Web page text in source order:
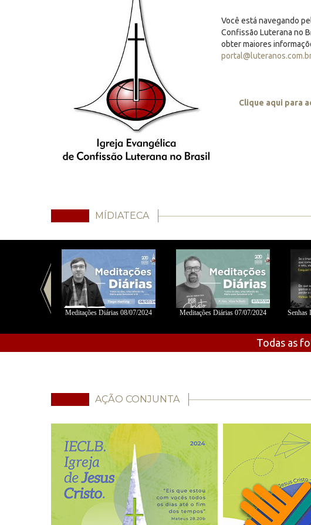
Você está navegando
Confissão Luterana no
obter maiores
Clique aqui para
MÍDIATECA
Meditações Diárias 08/07/2024 Meditações Diárias 07/07/2024
Senhas
Todas as
AÇÃO CONJUNTA